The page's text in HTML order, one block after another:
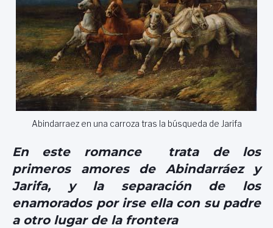
Abindarraez en una carroza tras la búsqueda de Jarifa
En este romance trata de los
primeros amores de Abindarráez y
Jarifa, y la separación de los
enamorados por irse ella con su padre
a otro lugar de la frontera